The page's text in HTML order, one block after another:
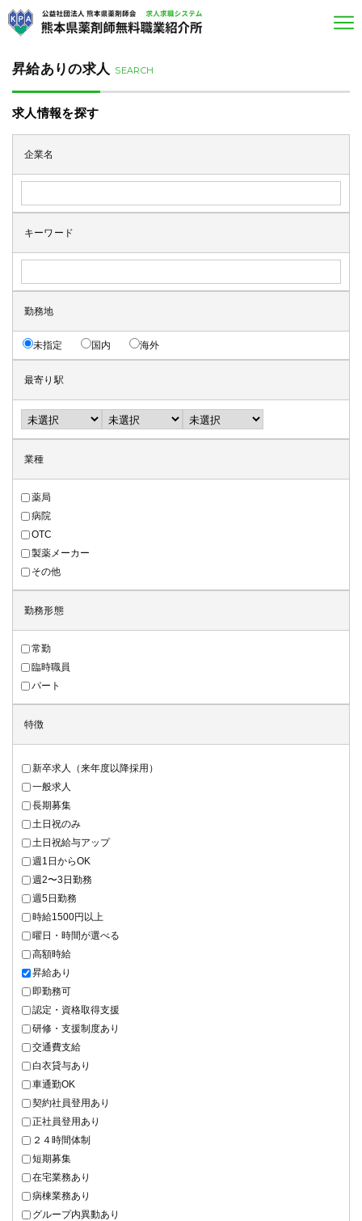
昇給ありの求人 SEARCH
求人情報を探す
企業名
キーワード
勤務地
未指定 国内 海外
最寄り駅
業種
薬局
病院
OTC
製薬メーカー
その他
勤務形態
常勤
臨時職員
パート
特徴
新卒求人（来年度以降採用）
一般求人
長期募集
土日祝のみ
土日祝給与アップ
週1日からOK
週2〜3日勤務
週5日勤務
時給1500円以上
曜日・時間が選べる
高額時給
昇給あり
即勤務可
認定・資格取得支援
研修・支援制度あり
交通費支給
白衣貸与あり
車通勤OK
契約社員登用あり
正社員登用あり
２４時間体制
短期募集
在宅業務あり
病棟業務あり
グループ内異動あり